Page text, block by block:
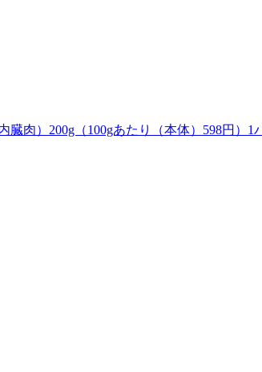
肉）200g（100gあたり（本体）598円）1